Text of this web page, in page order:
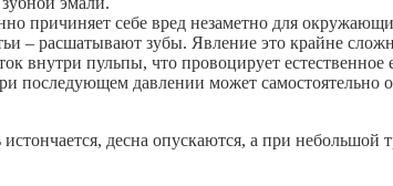
причиняет себе вред незаметно для
– расшатывают зубы. Явление это крайне
внутри пульпы, что провоцирует естественное
давлении может самостоятельно
десна опускаются, а при небольшой